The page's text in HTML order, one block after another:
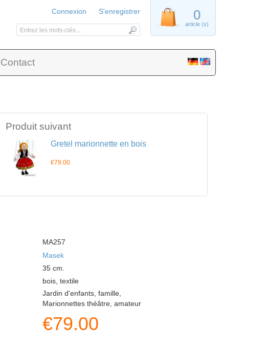
Contact
Produit suivant
Gretel marionnette en bois
€79.00
MA257
Masek
35 cm.
bois, textile
Jardin d'enfants, famille,
Marionnettes théâtre, amateur
€79.00
0
article (s)
Connexion S'enregistrer